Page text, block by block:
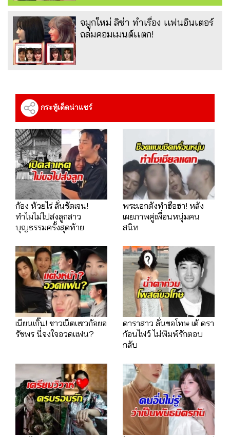
จมูกใหม่ ลิซ่า ทำเรื่อง เเฟนอินเตอร์
ถล่มคอมเมนต์เเตก!
กระทู้เด็ดน่าแชร์
ก้อง ห้วยไร่ ลั่นชัดเจน!
ทำไมไม่ไปส่งลูกสาว
บุญธรรมครั้งสุดท้าย
พระเอกดังทำฮือฮา! หลัง
เผยภาพคู่เพื่อนหนุ่มคน
สนิท
เนียนเกิ๊น! ชาวเน็ตแซวก้อยอ
รัชพร นี่จงใจอวดแฟน?
ดาราสาว ลั่นขอโทษ เต้ ดรา
ก้อนไฟว์ ไม่พิมพ์รักตอบ
กลับ